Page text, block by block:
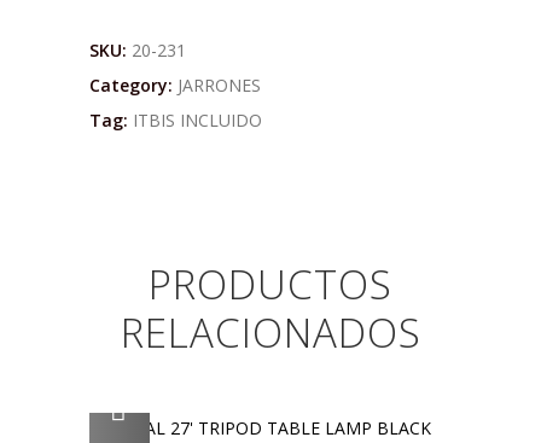
SKU: 20-231
Category: JARRONES
Tag: ITBIS INCLUIDO
PRODUCTOS
RELACIONADOS